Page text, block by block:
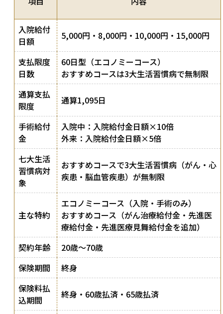
入院給付
日額
5,000円・8,000円・10,000円・15,000円
支払限度
日数
60日型（エコノミーコース）
おすすめコースは3大生活習慣病で無制限
通算支払
限度
通算1,095日
手術給付
金
入院中：入院給付金日額×10倍
外来：入院給付金日額×5倍
七大生活
習慣病対
象
おすすめコースで3大生活習慣病（がん・心
疾患・脳血管疾患）が無制限
主な特約
エコノミーコース（入院・手術のみ）
おすすめコース（がん治療給付金・先進医
療給付金・先進医療見舞給付金を追加）
契約年齢
20歳〜70歳
保険期間
終身
保険料払
込期間
終身・60歳払済・65歳払済